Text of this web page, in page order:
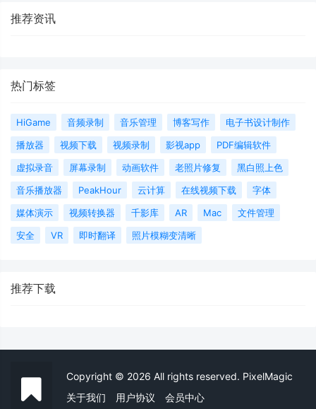
推荐资讯
热门标签
HiGame 音频录制 音乐管理 博客写作
电子书设计制作
播放器
视频下载 视频录制 影视app
PDF编辑软件
虚拟录音
屏幕录制 动画软件 老照片修复
黑白照上色
音乐播放器
PeakHour 云计算 在线视频下载
字体
媒体演示
视频转换器 千影库 AR Mac
文件管理
安全
VR 即时翻译 照片模糊变清晰
推荐下载
Copyright © 2026 All rights reserved. PixelMagic
关于我们
用户协议 会员中心